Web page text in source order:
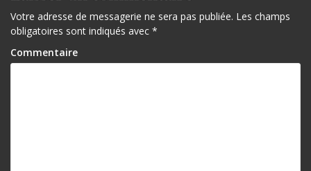
Votre adresse de messagerie ne sera pas publiée. Les champs
obligatoires sont indiqués avec *
Commentaire